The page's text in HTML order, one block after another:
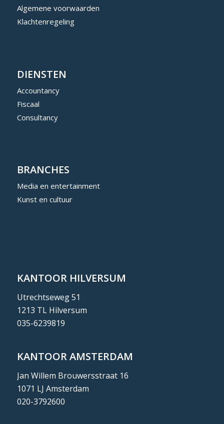
Algemene voorwaarden
Klachtenregeling
DIENSTEN
Accountancy
Fiscaal
Consultancy
BRANCHES
Media en entertainment
Kunst en cultuur
KANTOOR HILVERSUM
Utrechtseweg 51
1213 TL Hilversum
035-6239819
KANTOOR AMSTERDAM
Jan Willem Brouwersstraat 16
1071 LJ Amsterdam
020-3792600